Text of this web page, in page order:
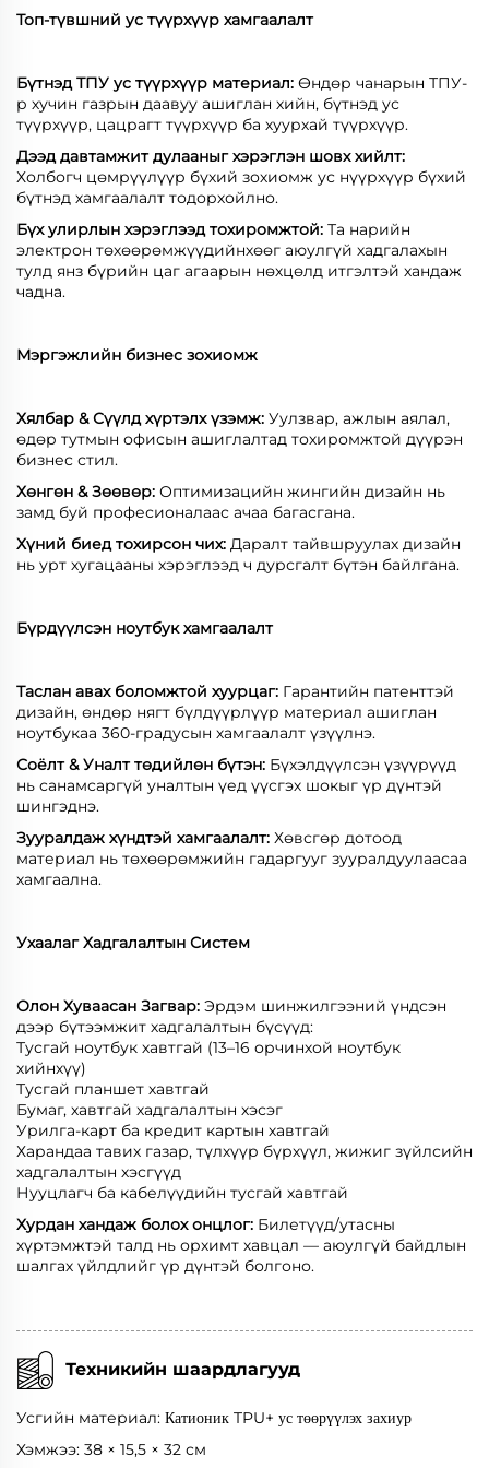
Топ-түвшний ус түүрхүүр хамгаалалт
Бүтнэд ТПУ ус түүрхүүр материал: Өндөр чанарын ТПУ-
р хучин газрын даавуу ашиглан хийн, бүтнэд ус
түүрхүүр, цацрагт түүрхүүр ба хуурхай түүрхүүр.
Дээд давтамжит дулааныг хэрэглэн шовх хийлт:
Холбогч цөмрүүлүүр бүхий зохиомж ус нүүрхүүр бүхий
бүтнэд хамгаалалт тодорхойлно.
Бүх улирлын хэрэглээд тохиромжтой: Та нарийн
электрон төхөөрөмжүүдийнхөөг аюулгүй хадгалахын
тулд янз бүрийн цаг агаарын нөхцөлд итгэлтэй хандаж
чадна.
Мэргэжлийн бизнес зохиомж
Хялбар & Сүүлд хүртэлх үзэмж: Уулзвар, ажлын аялал,
өдөр тутмын офисын ашиглалтад тохиромжтой дүүрэн
бизнес стил.
Хөнгөн & Зөөвөр: Оптимизацийн жингийн дизайн нь
замд буй професионалаас ачаа багасгана.
Хүний биед тохирсон чих: Даралт тайвшруулах дизайн
нь урт хугацааны хэрэглээд ч дурсгалт бүтэн байлгана.
Бүрдүүлсэн ноутбук хамгаалалт
Таслан авах боломжтой хуурцаг: Гарантийн патенттэй
дизайн, өндөр нягт бүлдүүрлүүр материал ашиглан
ноутбукаа 360-градусын хамгаалалт үзүүлнэ.
Соёлт & Уналт төдийлөн бүтэн: Бүхэлдүүлсэн үзүүрүүд
нь санамсаргүй уналтын үед үүсгэх шокыг үр дүнтэй
шингэднэ.
Зууралдаж хүндтэй хамгаалалт: Хөвсгөр дотоод
материал нь төхөөрөмжийн гадаргууг зууралдуулаасаа
хамгаална.
Ухаалаг Хадгалалтын Систем
Олон Хуваасан Загвар: Эрдэм шинжилгээний үндсэн
дээр бүтээмжит хадгалалтын бүсүүд:
Тусгай ноутбук хавтгай (13–16 орчинхой ноутбук
хийнхүү)
Тусгай планшет хавтгай
Бумаг, хавтгай хадгалалтын хэсэг
Урилга-карт ба кредит картын хавтгай
Харандаа тавих газар, түлхүүр бүрхүүл, жижиг зүйлсийн
хадгалалтын хэсгүүд
Нууцлагч ба кабелүүдийн тусгай хавтгай
Хурдан хандаж болох онцлог: Билетүүд/утасны
хүртэмжтэй талд нь орхимт хавцал — аюулгүй байдлын
шалгах үйлдлийг үр дүнтэй болгоно.
Техникийн шаардлагууд
Усгийн материал: Катионик TPU+ ус төөрүүлэх захиур
Хэмжээ: 38 × 15,5 × 32 см